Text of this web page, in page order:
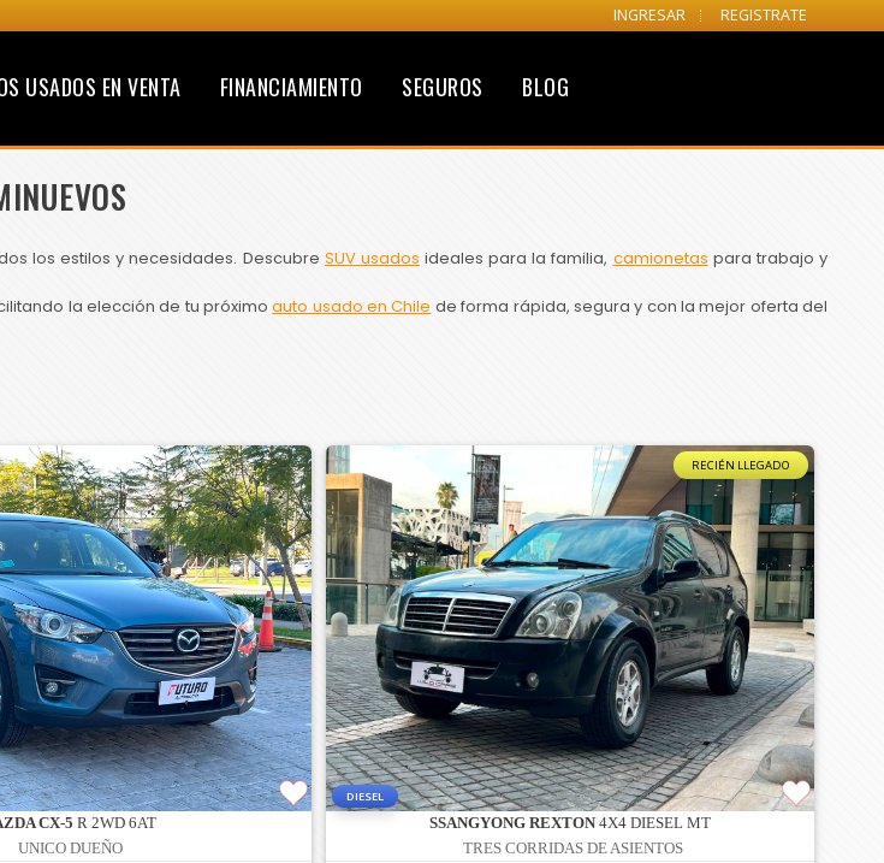
INGRESAR REGISTRATE
USADOS EN VENTA FINANCIAMIENTO SEGUROS BLOG
los estilos y necesidades. Descubre SUV usados ideales para la familia, camionetas para trabajo y
la elección de tu próximoauto usado en Chile de forma rápida, segura y con la mejor oferta del
CX-5 R 2WD 6AT
UNICO DUEÑO
RECIÉN LLEGADO
DIESEL
SSANGYONG REXTON4X4 DIESEL MT
TRES CORRIDAS DE ASIENTOS